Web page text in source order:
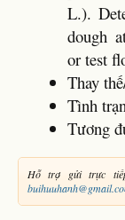
L.).
dough
or test
Thay
Tình
Tương
Hỗ trợ gửi trực